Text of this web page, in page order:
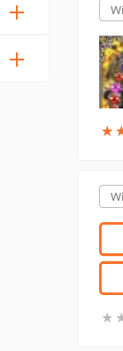
★
★
★
★